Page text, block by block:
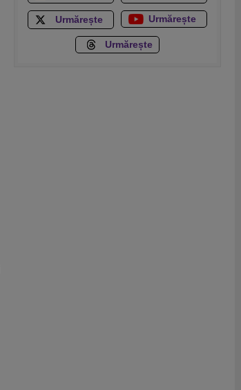
Urmărește Urmărește
Urmărește